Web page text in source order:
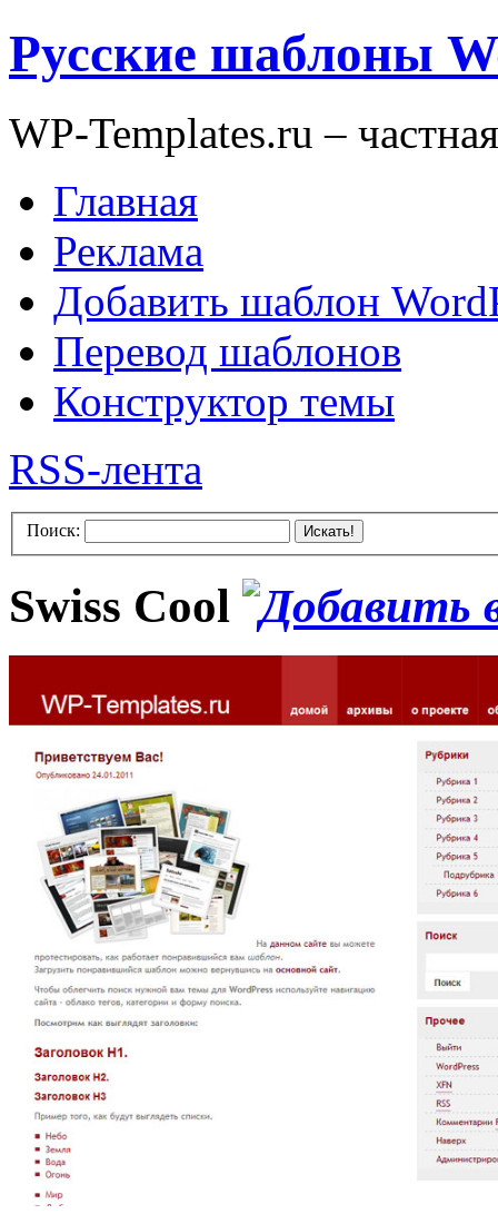
Русские шаблоны
WP-Templates.ru –
Главная
Реклама
Добавить шаблон
Перевод шаблонов
Конструктор темы
RSS-лента
Поиск: Искать!
Swiss Cool